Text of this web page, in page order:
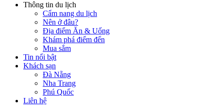
Thông tin du lịch
Cẩm nang du lịch
Nên ở đâu?
Địa điểm Ăn & Uống
Khám phá điểm đến
Mua sắm
Tin nổi bật
Khách sạn
Đà Nẵng
Nha Trang
Phú Quốc
Liên hệ